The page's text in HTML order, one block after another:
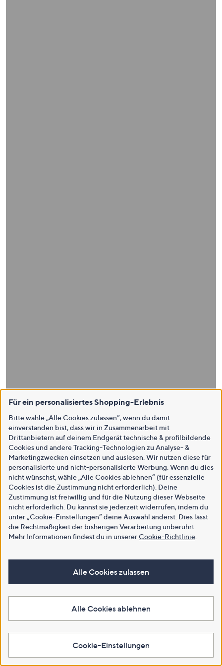
Für ein personalisiertes Shopping-Erlebnis
Bitte wähle „Alle Cookies zulassen“, wenn du damit
einverstanden bist, dass wir in Zusammenarbeit mit
Drittanbietern auf deinem Endgerät technische & profilbildende
Cookies und andere Tracking-Technologien zu Analyse- &
Marketingzwecken einsetzen und auslesen. Wir nutzen diese für
personalisierte und nicht-personalisierte Werbung. Wenn du dies
nicht wünschst, wähle „Alle Cookies ablehnen“ (für essenzielle
Cookies ist die Zustimmung nicht erforderlich). Deine
Zustimmung ist freiwillig und für die Nutzung dieser Webseite
nicht erforderlich. Du kannst sie jederzeit widerrufen, indem du
unter „Cookie-Einstellungen“ deine Auswahl änderst. Dies lässt
die Rechtmäßigkeit der bisherigen Verarbeitung unberührt.
Mehr Informationen findest du in unsererCookie-Richtlinie
Alle Cookies zulassen
Alle Cookies ablehnen
Cookie-Einstellungen